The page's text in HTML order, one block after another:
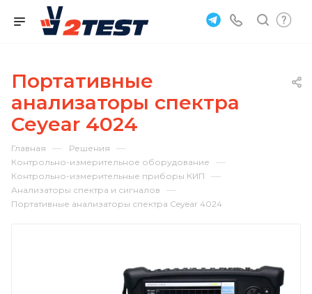
Портативные
анализаторы спектра
Ceyear 4024
Главная — Решения —
Контрольно-измерительное оборудование —
Контрольно-измерительные приборы КИП —
Анализаторы спектра и сигналов —
Портативные анализаторы спектра Ceyear 4024